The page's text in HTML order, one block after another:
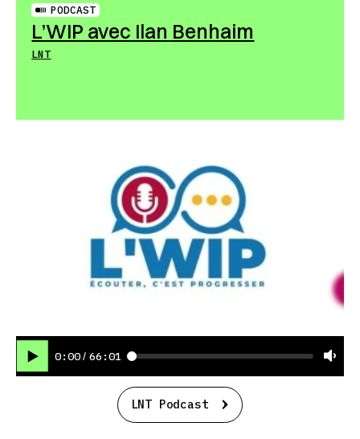
PODCAST
L’WIP avec Ilan Benhaim
LNT
0:00 / 66:01
LNT Podcast